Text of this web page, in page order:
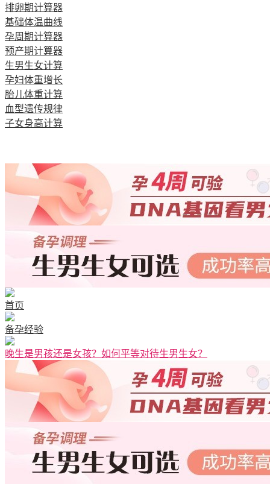
排卵期计算器
基础体温曲线
孕周期计算器
预产期计算器
生男生女计算
孕妇体重增长
胎儿体重计算
血型遗传规律
子女身高计算
首页
备孕经验
晚生是男孩还是女孩？如何平等对待生男生女？